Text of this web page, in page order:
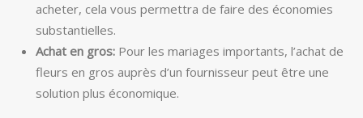
acheter, cela vous permettra de faire des économies
substantielles.
Achat en gros: Pour les mariages importants, l’achat de
fleurs en gros auprès d’un fournisseur peut être une
solution plus économique.